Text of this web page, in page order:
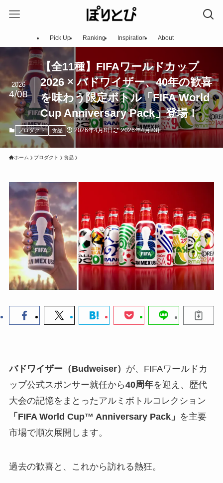
Pick Up Ranking Inspiration About
【全11種】FIFAワールドカップ
2026 × バドワイザー、40年の歓喜
を味わう限定ボトル「FIFA World
Cup Anniversary Pack」登場！
2026
4/08
プロダクト 食品 2026年4月8日 2026年4月23日
ホーム プロダクト 食品
バドワイザー（Budweiser） が、FIFAワールドカ
ップ公式スポンサー就任から40周年を迎え、歴代
大会の記憶をまとったアルミボトルコレクション
「FIFA World Cup™ Anniversary Pack」 を主要
市場で順次展開します。
過去の歓喜と、これから訪れる熱狂。